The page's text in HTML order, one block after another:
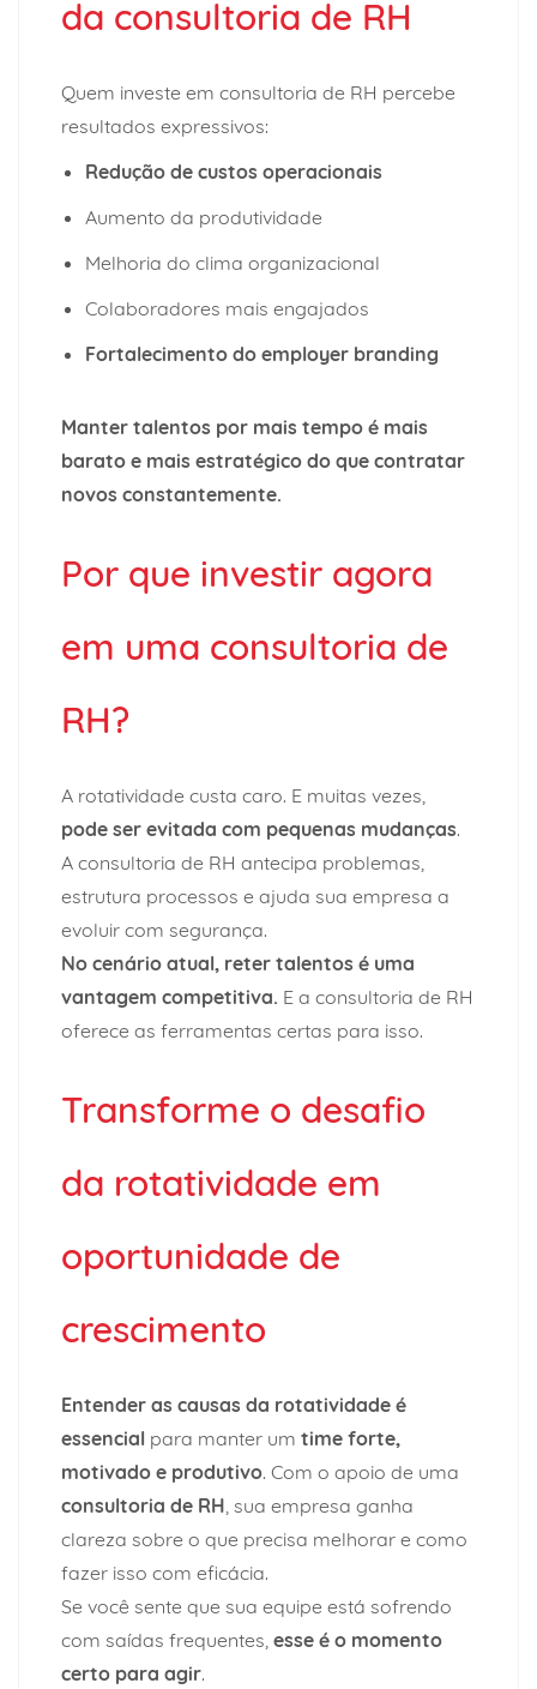
da consultoria de RH
Quem investe em consultoria de RH percebe
resultados expressivos:
Redução de custos operacionais
Aumento da produtividade
Melhoria do clima organizacional
Colaboradores mais engajados
Fortalecimento do employer branding
Manter talentos por mais tempo é mais
barato e mais estratégico do que contratar
novos constantemente.
Por que investir agora
em uma consultoria de
RH?
A rotatividade custa caro. E muitas vezes,
pode ser evitada com pequenas mudanças.
A consultoria de RH antecipa problemas,
estrutura processos e ajuda sua empresa a
evoluir com segurança.
No cenário atual, reter talentos é uma
vantagem competitiva. E a consultoria de RH
oferece as ferramentas certas para isso.
Transforme o desafio
da rotatividade em
oportunidade de
crescimento
Entender as causas da rotatividade é
essencial para manter um time forte,
motivado e produtivo. Com o apoio de uma
consultoria de RH, sua empresa ganha
clareza sobre o que precisa melhorar e como
fazer isso com eficácia.
Se você sente que sua equipe está sofrendo
com saídas frequentes, esse é o momento
certo para agir.